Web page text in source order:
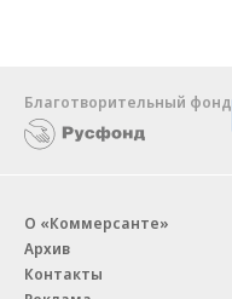
Благотворительный фонд
О «Коммерсанте»
Архив
Контакты